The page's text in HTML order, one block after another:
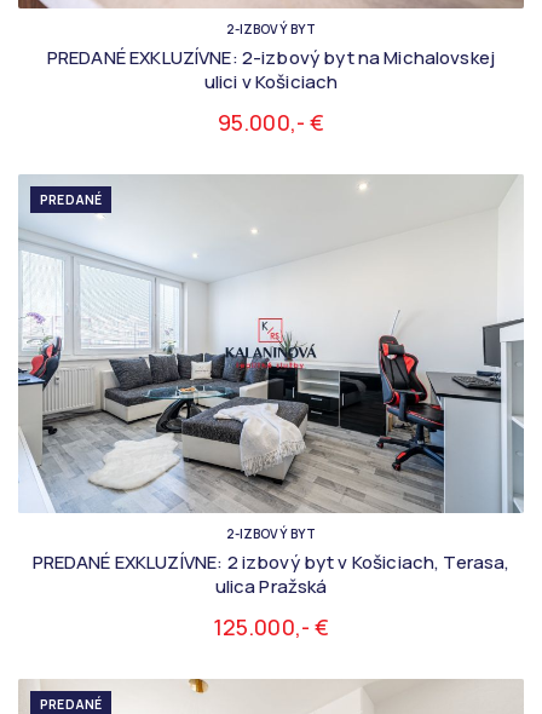
2-IZBOVÝ BYT
PREDANÉ EXKLUZÍVNE: 2-izbový byt na Michalovskej
ulici v Košiciach
95.000,- €
PREDANÉ
2-IZBOVÝ BYT
PREDANÉ EXKLUZÍVNE: 2 izbový byt v Košiciach, Terasa,
ulica Pražská
125.000,- €
PREDANÉ